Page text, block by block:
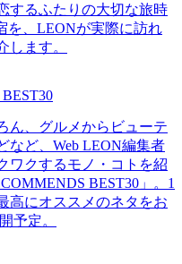
するふたりの大切な旅時
を、LEONが実際に訪れ
します。
ん、グルメからビューテ
など、Web LEON編集者
ワクするモノ・コトを紹
BEST30」。1
高にオススメのネタをお
予定。